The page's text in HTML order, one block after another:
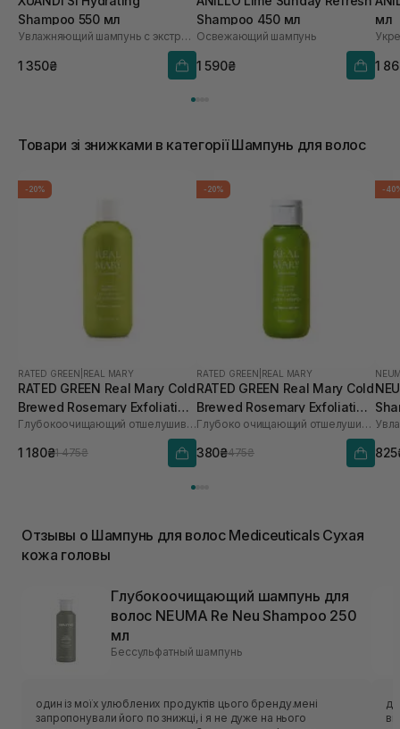
Shampoo 550 мл
Увлажняющий шампунь с экстрактом зерна
1 350₴
Shampoo 450 мл
Освежающий шампунь
1 590₴
мл
1
Товари зі знижками в категорії Шампунь для волос
-20%
RATED GREEN REAL MARY
RATED GREEN Real Mary Cold
Brewed Rosemary Exfoliating
Scalp Shampoo 400 ml
Глубокоочищающий отшелушивающий шампунь с соком розмарина
1 180₴1 475₴
-20%
RATED GREEN REAL MARY
RATED GREEN Real Mary Cold
Brewed Rosemary Exfoliating
Scalp Shampoo 100 мл
Глубоко очищающий отшелушивающий шампунь с соком розмарина
380₴475₴
-
Отзывы о Шампунь для волос Mediceuticals Сухая
кожа головы
Глубокоочищающий шампунь для
волос NEUMA Re Neu Shampoo 250
мл
Бессульфатный шампунь
один із моїх улюблених продуктів цього бренду.мені
запропонували його по знижці, і я не дуже на нього